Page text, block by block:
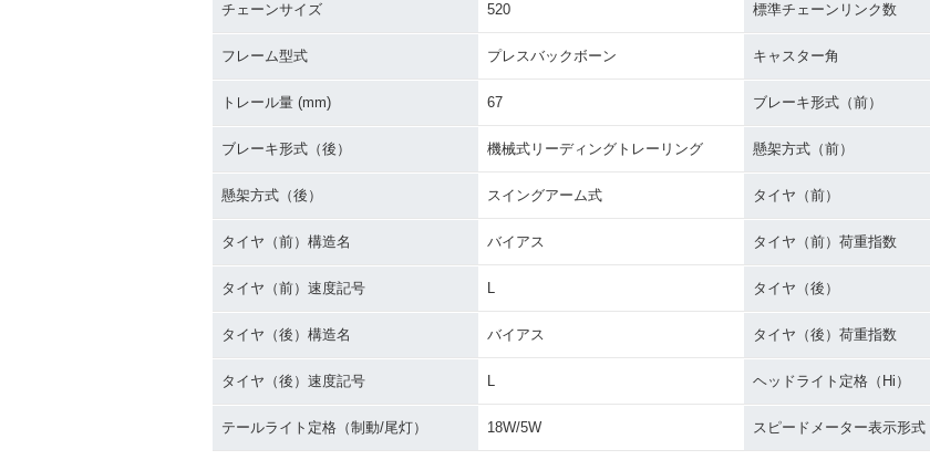
チェーンサイズ 520 標準チェーンリンク数
フレーム型式 プレスバックボーン キャスター角
トレール量 (mm) 67 ブレーキ形式（前）
ブレーキ形式（後） 機械式リーディングトレーリング 懸架方式（前）
懸架方式（後） スイングアーム式 タイヤ（前）
タイヤ（前）構造名 バイアス タイヤ（前）荷重指数
タイヤ（前）速度記号 L タイヤ（後）
タイヤ（後）構造名 バイアス タイヤ（後）荷重指数
タイヤ（後）速度記号 L ヘッドライト定格（Hi）
テールライト定格（制動/尾灯） 18W/5W スピードメーター表示形式